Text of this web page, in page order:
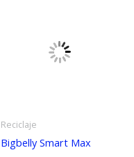
Reciclaje
Bigbelly Smart Max